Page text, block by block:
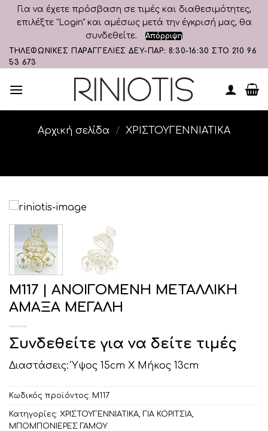
Για να έχετε πρόσβαση σε τιμές και διαθεσιμότητες,
επιλέξτε "Login" και αμέσως μετά την έγκρισή μας, θα
συνδεθείτε.
Απόρριψη
Skip
to
ΤΗΛΕΦΩΝΙΚΕΣ ΠΑΡΑΓΓΕΛΙΕΣ ΔΕΥ-ΠΑΡ: 8:30-16:30 ΣΤΟ 210 96
53 673
Αρχική σελίδα / ΧΡΙΣΤΟΥΓΕΝΝΙΑΤΙΚΑ
Μ117 | ΑΝΟΙΓΟΜΕΝΗ ΜΕΤΑΛΛΙΚΗ
ΑΜΑΞΑ ΜΕΓΑΛΗ
Συνδεθείτε για να δείτε τιμές
Διαστάσεις: Ύψος 15cm Χ Μήκος 13cm
Κωδικός προϊόντος: Μ117
Κατηγορίες: ΧΡΙΣΤΟΥΓΕΝΝΙΑΤΙΚΑ, ΓΙΑ ΚΟΡΙΤΣΙΑ,
ΜΠΟΜΠΟΝΙΕΡΕΣ ΓΑΜΟΥ